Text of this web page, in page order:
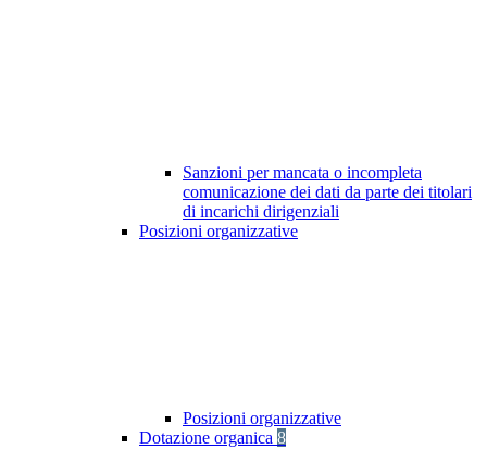
Sanzioni per mancata o incompleta
comunicazione dei dati da parte dei titolari
di incarichi dirigenziali
Posizioni organizzative
Posizioni organizzative
Dotazione organica 8